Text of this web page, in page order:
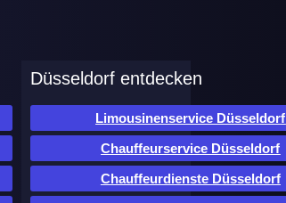
Düsseldorf entdecken
Limousinenservice Düsseldorf
Chauffeurservice Düsseldorf
Chauffeurdienste Düsseldorf